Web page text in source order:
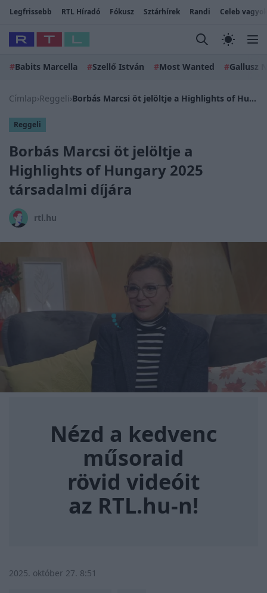
Legfrissebb RTL Híradó Fókusz Sztárhírek Randi Celeb
#Babits Marcella #Szellő István #Most Wanted #Gallusz
Címlap›Reggeli› Borbás Marcsi öt jelöltje a Highlights of Hungary 2025 társadalmi díjára
Reggeli
Borbás Marcsi öt jelöltje a
Highlights of Hungary 2025
társadalmi díjára
rtl.hu
Nézd a kedvenc
műsoraid
rövid videóit
az RTL.hu-n!
2025. október 27. 8:51